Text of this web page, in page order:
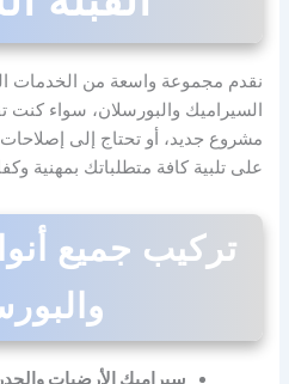
نقدم مجموعة واسعة من الخدمات
السيراميك والبورسلان، سواء كنت
مشروع جديد، أو تحتاج إلى
على تلبية كافة متطلباتك بمهنية
تركيب جميع